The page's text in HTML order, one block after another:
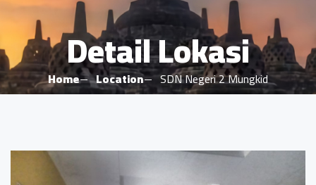
Detail Lokasi
Home Location SDN Negeri 2 Mungkid